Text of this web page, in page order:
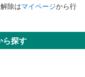
除はマイページから行
ら探す